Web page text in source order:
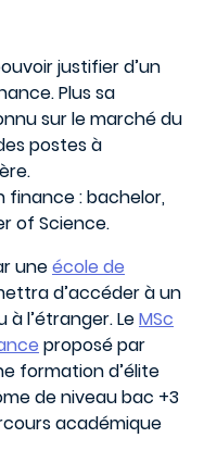
justifier d’un
Plus sa
sur le marché du
postes à
finance : bachelor,
of Science.
uneécole de
d’accéder à un
l’étranger. LeMSc
proposé par
formation d’élite
de niveau bac +3
académique